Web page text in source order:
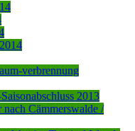
verbrennung
2013
Cämmerswalde /